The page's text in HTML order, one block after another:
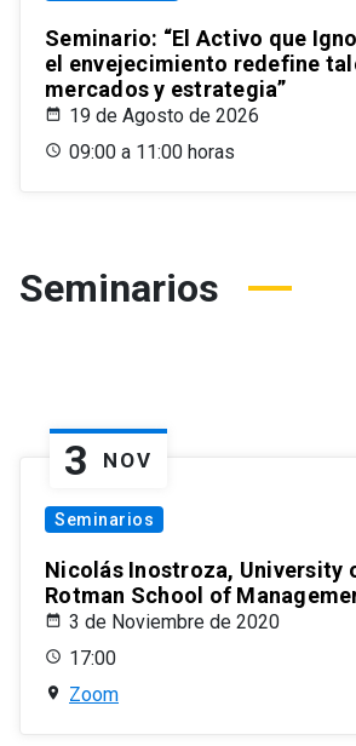
Seminario: “El Activo que
el envejecimiento redefine
mercados y estrategia”
19 de Agosto de 2026
09:00 a 11:00 horas
Seminarios
3 NOV
Seminarios
Nicolás Inostroza, University
Rotman School of
3 de Noviembre de 2020
17:00
Zoom